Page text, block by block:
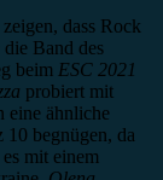
dass Rock
die Band des
beim ESC 2021
probiert mit
eine ähnliche
10 begnügen, da
mit einem